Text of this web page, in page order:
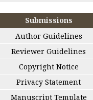
Submissions
Author Guidelines
Reviewer Guidelines
Copyright Notice
Privacy Statement
Manuscript Template